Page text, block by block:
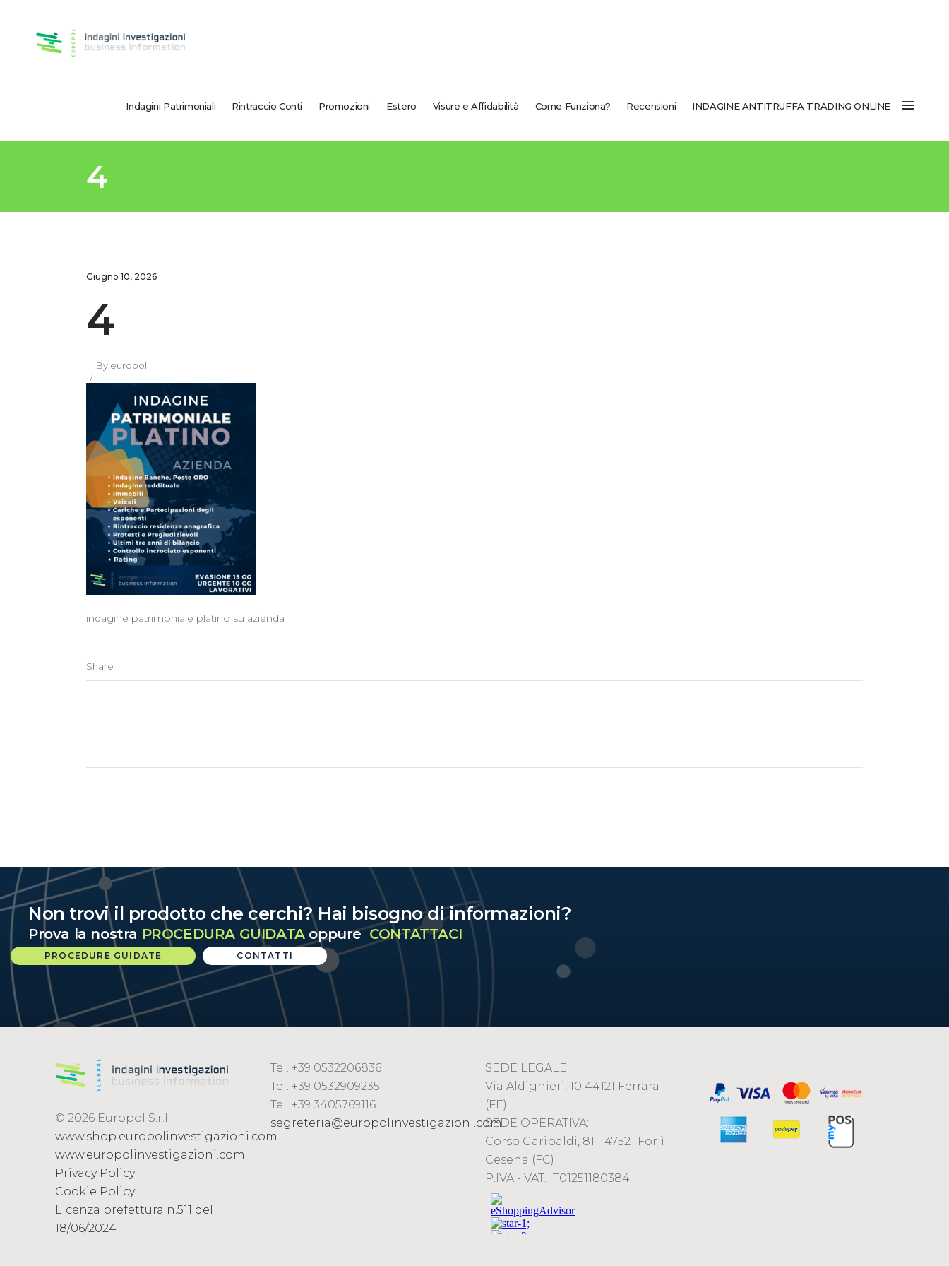
Indagini Patrimoniali Rintraccio Conti Promozioni Estero Visure e Affidabilità Come Funziona? Recensioni INDAGINE ANTITRUFFA TRADING ONLINE
4
Giugno 10, 2026
4
By europol
indagine patrimoniale platino su azienda
Share
Non trovi il prodotto che cerchi? Hai bisogno di informazioni?
Prova la nostra PROCEDURA GUIDATAoppureCONTATTACI
PROCEDURE GUIDATE CONTATTI
© 2026 Europol S.r.l.
www.shop.europolinvestigazioni.com
www.europolinvestigazioni.com
Privacy Policy
Cookie Policy
Licenza prefettura n.511 del
18/06/2024
Tel. +39 0532206836
Tel. +39 0532909235
Tel. +39 3405769116
segreteria@europolinvestigazioni.com
SEDE LEGALE:
Via Aldighieri, 10 44121 Ferrara
(FE)
SEDE OPERATIVA:
Corso Garibaldi, 81 - 47521 Forlì -
Cesena (FC)
P.IVA - VAT: IT01251180384